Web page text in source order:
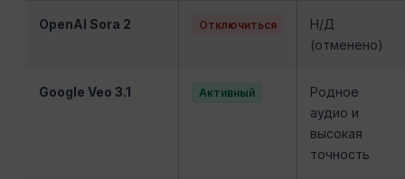
OpenAI Sora 2 Отключиться
Н/Д
(отменено)
Google Veo 3.1 Активный
Родное
аудио и
высокая
точность